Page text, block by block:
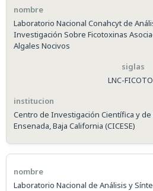
Laboratorio Nacional Conahcyt de
Investigación Sobre Ficotoxinas
Algales Nocivos
LNC-
Centro de Investigación Científica y
Ensenada, Baja California (CICESE)
Laboratorio Nacional de Análisis y